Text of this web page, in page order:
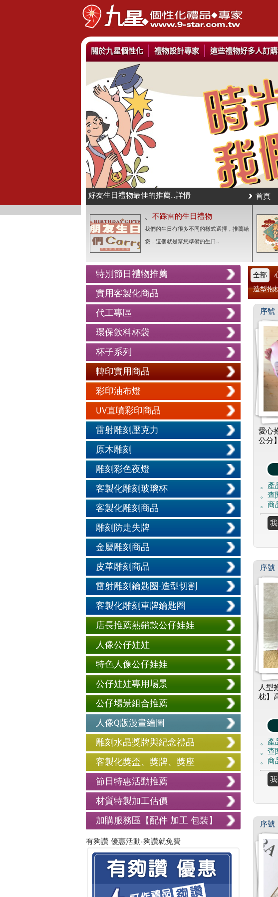
關於九星個性化 禮物設計專家 這些禮物好多人訂購
情人抱枕我們幫你挑好了..詳情
好友生日禮物最佳的推薦..詳情
公仔娃娃製作與場景推薦..詳情
人像Q畫似顏繪圖可愛喔..詳情
老人防走失牌製作-手鍊..詳情
情人抱枕我們幫你挑好了..詳情
好友生日禮物最佳的推薦..詳情
公仔娃娃製作與場景推薦..詳情
人像Q畫似顏繪圖可愛喔..詳情
老人防走失牌製作-手鍊..詳情
首頁
。 不踩雷的生日禮物
我們的生日有很多不同的樣式選擇，推薦給
您，這個就是幫您準備的生日..
特別節日禮物推薦
實用客製化商品
代工專區
環保飲料杯袋
杯子系列
轉印實用商品
彩印油布燈
UV直噴彩印商品
雷射雕刻壓克力
原木雕刻
雕刻彩色夜燈
客製化雕刻玻璃杯
客製化雕刻商品
雕刻防走失牌
金屬雕刻商品
皮革雕刻商品
雷射雕刻鑰匙圈-造型切割
客製化雕刻車牌鑰匙圈
店長推薦熱銷款公仔娃娃
人像公仔娃娃
特色人像公仔娃娃
公仔娃娃專用場景
公仔場景組合推薦
人像Q版漫畫繪圖
雕刻水晶獎牌與紀念禮品
客製化獎盃、獎牌、獎座
節日特惠活動推薦
材質特製加工估價
加購服務區【配件 加工 包裝】
有夠讚 優惠活動-夠讚就免費